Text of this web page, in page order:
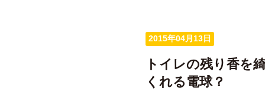
2015年04月13日
トイレの残り香を
くれる電球？